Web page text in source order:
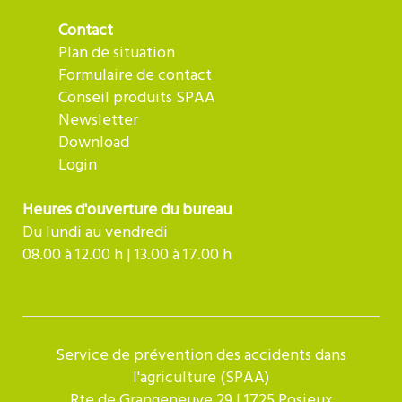
Contact
Plan de situation
Formulaire de contact
Conseil produits SPAA
Newsletter
Download
Login
Heures d'ouverture du bureau
Du lundi au vendredi
08.00 à 12.00 h | 13.00 à 17.00 h
Service de prévention des accidents dans
l'agriculture (SPAA)